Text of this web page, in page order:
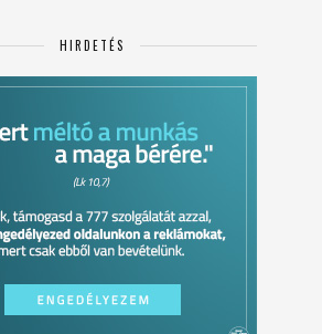
HIRDETÉS